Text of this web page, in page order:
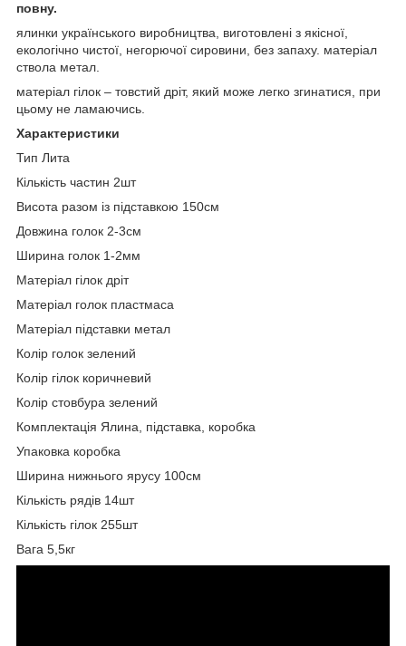
повну.
ялинки українського виробництва, виготовлені з якісної,
екологічно чистої, негорючої сировини, без запаху. матеріал
ствола метал.
матеріал гілок – товстий дріт, який може легко згинатися, при
цьому не ламаючись.
Характеристики
Тип Лита
Кількість частин 2шт
Висота разом із підставкою 150см
Довжина голок 2-3см
Ширина голок 1-2мм
Матеріал гілок дріт
Матеріал голок пластмаса
Матеріал підставки метал
Колір голок зелений
Колір гілок коричневий
Колір стовбура зелений
Комплектація Ялина, підставка, коробка
Упаковка коробка
Ширина нижнього ярусу 100см
Кількість рядів 14шт
Кількість гілок 255шт
Вага 5,5кг